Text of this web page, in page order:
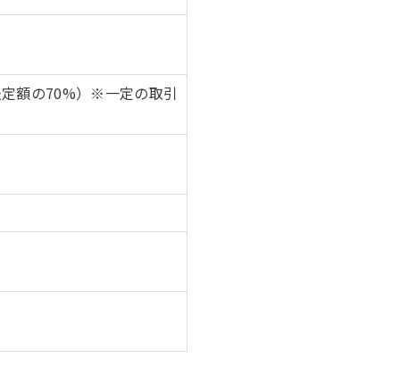
額の70%）※一定の取引